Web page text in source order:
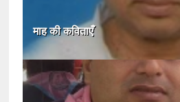
माह की कविताएँ